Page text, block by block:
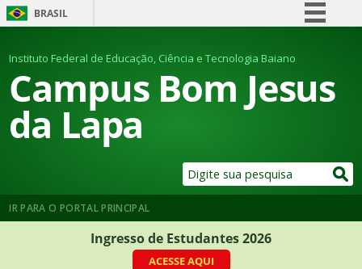
BRASIL
Comunica BR
Participe
Instituto Federal de Educação, Ciência e Tecnologia Baiano
Campus Bom Jesus
da Lapa
IR PARA O PORTAL PRINCIPAL
Ingresso de Estudantes 2026
ACESSE AQUI